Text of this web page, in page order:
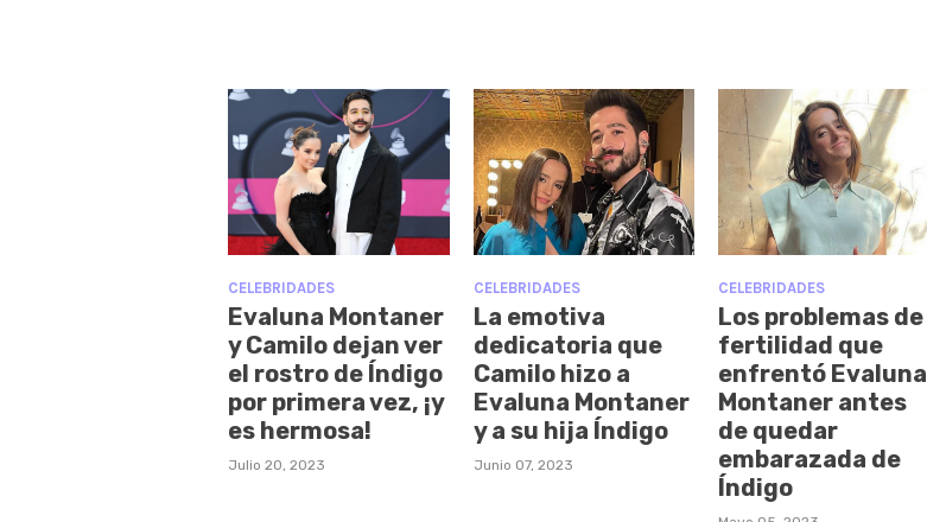
CELEBRIDADES
Evaluna Montaner
y Camilo dejan ver
el rostro de Índigo
por primera vez, ¡y
es hermosa!
Julio 20, 2023
CELEBRIDADES
La emotiva
dedicatoria que
Camilo hizo a
Evaluna Montaner
y a su hija Índigo
Junio 07, 2023
CELEBRIDADES
Los problemas de
fertilidad que
enfrentó Evaluna
Montaner antes
de quedar
embarazada de
Índigo